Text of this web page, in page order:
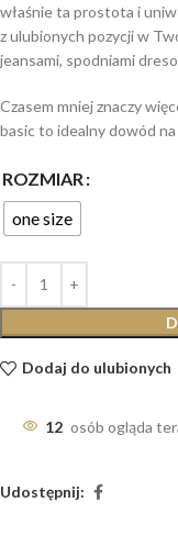
właśnie ta prostota i
z ulubionych pozycji w
jeansami, spodniami
Czasem mniej znaczy
basic to idealny dowód
ROZMIAR
one size
Dodaj do ulubionych
12 osób ogląda
Udostępnij: